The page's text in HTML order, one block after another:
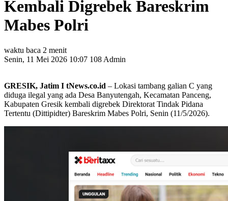
Kembali Digrebek Bareskrim
Mabes Polri
waktu baca 2 menit
Senin, 11 Mei 2026 10:07 108 Admin
GRESIK, Jatim I tNews.co.id – Lokasi tambang galian C yang
diduga ilegal yang ada Desa Banyutengah, Kecamatan Panceng,
Kabupaten Gresik kembali digrebek Direktorat Tindak Pidana
Tertentu (Dittipidter) Bareskrim Mabes Polri, Senin (11/5/2026).